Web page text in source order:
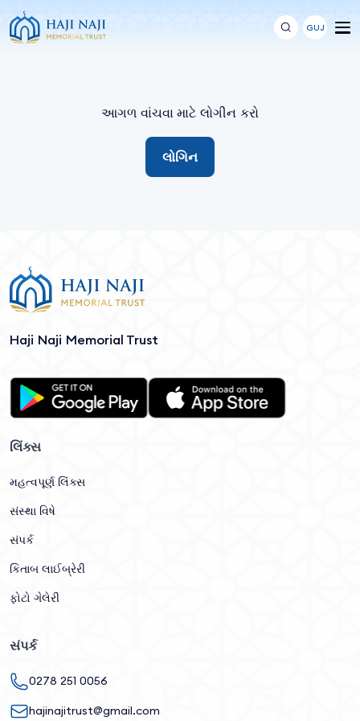
GUJ
આગળ વાંચવા માટે લોગીન કરો
લોગિન
Haji Naji Memorial Trust
લિંક્સ
મહત્વપૂર્ણ લિંક્સ
સંસ્થા વિષે
સંપર્ક
કિતાબ લાઈબ્રેરી
ફોટો ગેલેરી
સંપર્ક
0278 251 0056
hajinajitrust@gmail.com